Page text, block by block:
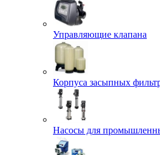
Управляющие клапана
Корпуса засыпных
Насосы для